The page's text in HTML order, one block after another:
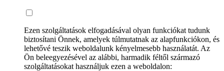
Ezen szolgáltatások elfogadásával olyan funkciókat tudunk
biztosítani Önnek, amelyek túlmutatnak az alapfunkciókon, és
lehetővé teszik weboldalunk kényelmesebb használatát. Az
Ön beleegyezésével az alábbi, harmadik féltől származó
szolgáltatásokat használjuk ezen a weboldalon: